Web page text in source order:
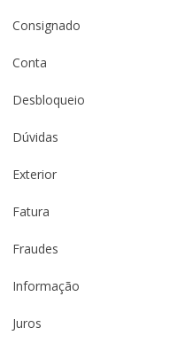
Consignado
Conta
Desbloqueio
Dúvidas
Exterior
Fatura
Fraudes
Informação
Juros